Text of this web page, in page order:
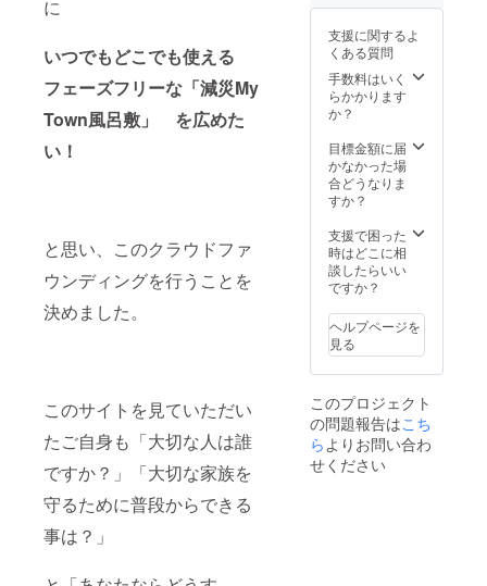
に
いつでもどこでも使える
フェーズフリーな「減災My
Town風呂敷」 を広めた
い！
と思い、このクラウドファ
ウンディングを行うことを
決めました。
このサイトを見ていただい
たご自身も「大切な人は誰
ですか？」「大切な家族を
守るために普段からできる
事は？」
定は、
こちら
にお任
せくだ
さい。
３支援
「減災
MyTow
n風呂
様を記
載くだ
さい。
個人の
は、支
から見
た続柄
「本
人」
「子」
「孫」
「友
任意団
体の場
合は、
名前を
記載し
てくだ
も寄付
先に紹
介しま
せん。
支援者
様にお
を送付
しま
す。寄
災
MyTow
n風呂
敷」の
ありま
せん。
ていた
す。名
前の記
載を希
望しな
い場合
載な
し」と
ご記入
くださ
載のな
い場合
も寄付
先に紹
せん。
２ 希
望の寄
付先が
したら
備考欄
に希望
の寄付
先名、
支援に関するよ
くある質問
手数料はいく
らかかります
か？
目標金額に届
かなかった場
合どうなりま
すか？
支援で困った
時はどこに相
談したらいい
ですか？
ヘルプページを
見る
このプロジェクト
の問題報告はこち
らよりお問い合わ
せください